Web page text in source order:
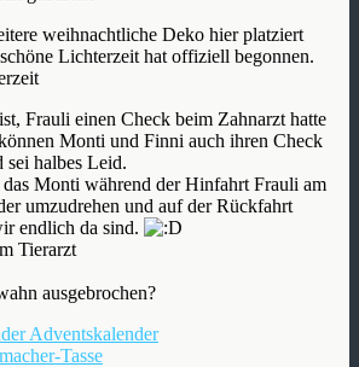
weihnachtliche Deko hier platziert
Lichterzeit hat offiziell begonnen.
Frauli einen Check beim Zahnarzt hatte
Monti und Finni auch ihren Check
halbes Leid.
Monti während der Hinfahrt Frauli am
umzudrehen und auf der Rückfahrt
endlich da sind.
ausgebrochen?
Adventskalender
Tasse